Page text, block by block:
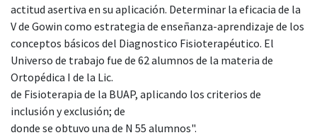
actitud asertiva en su aplicación. Determinar la eficacia de la
V de Gowin como estrategia de enseñanza-aprendizaje de los
conceptos básicos del Diagnostico Fisioterapéutico. El
Universo de trabajo fue de 62 alumnos de la materia de
Ortopédica I de la Lic.
de Fisioterapia de la BUAP, aplicando los criterios de
inclusión y exclusión; de
donde se obtuvo una de N 55 alumnos".